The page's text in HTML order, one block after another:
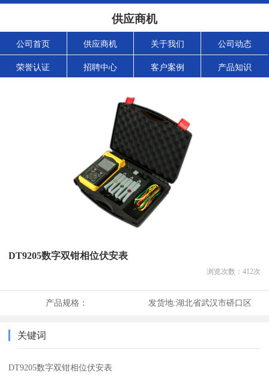
供应商机
公司首页 供应商机 关于我们 公司动态
荣誉认证 招聘中心 客户案例 产品知识
DT9205数字双钳相位伏安表
浏览次数： 412次
产品规格： 发货地:湖北省武汉市硚口区
关键词
DT9205数字双钳相位伏安表